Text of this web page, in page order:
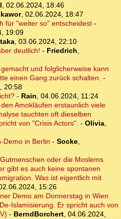
, 02.06.2024, 18:46
, 02.06.2024, 18:47
für "weiter so" entscheidest-
19:09
, 03.06.2024, 22:10
deutlich! - Friedrich,
und folglicherweise kann
einen Gang zurück schalten. -
20:58
- Rain, 04.06.2024, 11:24
Amokläufen erstaunlich viele
tauchten oft dieselben
von "Crisis Actors". - Olivia,
Demo in Berlin - Socke,
oder die Moslems
gibt es auch keine spontanen
Was ist eigentlich mit
15:26
Demo am Donnerstag in Wien
Islamisierung. Er spricht auch von
- BerndBorchert, 04.06.2024,